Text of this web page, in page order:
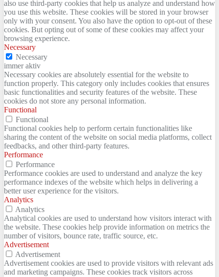
also use third-party cookies that help us analyze and understand how
you use this website. These cookies will be stored in your browser
only with your consent. You also have the option to opt-out of these
cookies. But opting out of some of these cookies may affect your
browsing experience.
Necessary
Necessary
immer aktiv
Necessary cookies are absolutely essential for the website to
function properly. This category only includes cookies that ensures
basic functionalities and security features of the website. These
cookies do not store any personal information.
Functional
Functional
Functional cookies help to perform certain functionalities like
sharing the content of the website on social media platforms, collect
feedbacks, and other third-party features.
Performance
Performance
Performance cookies are used to understand and analyze the key
performance indexes of the website which helps in delivering a
better user experience for the visitors.
Analytics
Analytics
Analytical cookies are used to understand how visitors interact with
the website. These cookies help provide information on metrics the
number of visitors, bounce rate, traffic source, etc.
Advertisement
Advertisement
Advertisement cookies are used to provide visitors with relevant ads
and marketing campaigns. These cookies track visitors across